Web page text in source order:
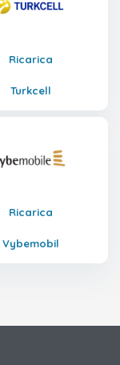
Ricarica
Turkcell
Ricarica
Vybemobil